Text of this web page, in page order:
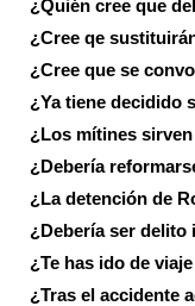
¿Quién cree que
¿Cree qe
¿Cree que se
¿Ya tiene decidido
¿Los mítines
¿Debería
¿La detención de
¿Debería ser delito
¿Te has ido de
¿Tras el accidente